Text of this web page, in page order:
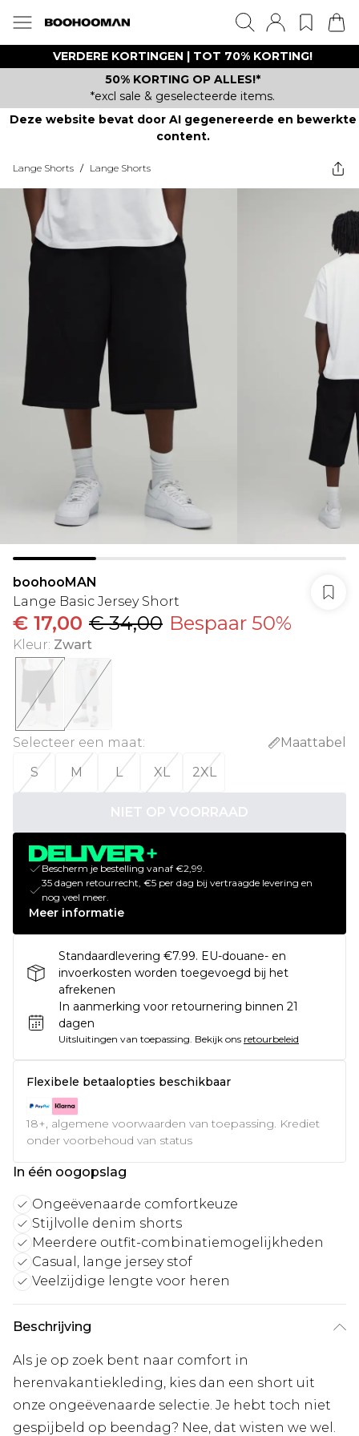
VERDERE KORTINGEN | TOT 70% KORTING!
50% KORTING OP ALLES!*
*excl sale & geselecteerde items.
Deze website bevat door AI gegenereerde en bewerkte
content.
Lange Shorts / Lange Shorts
boohooMAN
Lange Basic Jersey Short
€ 17,00 € 34,00 Bespaar 50%
Kleur: Zwart
Selecteer een maat:
Maattabel
S
M L XL 2XL
NIET OP VOORRAAD
Bescherm je bestelling vanaf €2,99.
35 dagen retourrecht, €5 per dag bij vertraagde levering en
nog veel meer.
Meer informatie
Standaardlevering €7.99. EU-douane- en
invoerkosten worden toegevoegd bij het
afrekenen
In aanmerking voor retournering binnen 21
dagen
Uitsluitingen van toepassing. Bekijk ons retourbeleid
Flexibele betaalopties beschikbaar
18+, algemene voorwaarden van toepassing. Krediet
onder voorbehoud van status
In één oogopslag
Ongeëvenaarde comfortkeuze
Stijlvolle denim shorts
Meerdere outfit-combinatiemogelijkheden
Casual, lange jersey stof
Veelzijdige lengte voor heren
Beschrijving
Als je op zoek bent naar comfort in
herenvakantiekleding, kies dan een short uit
onze ongeëvenaarde selectie. Je hebt toch niet
gespijbeld op beendag? Nee, dat wisten we wel.